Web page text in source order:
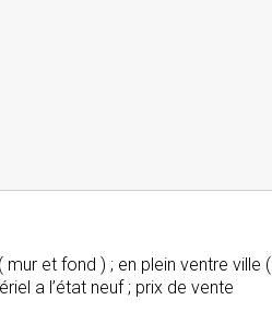
et fond ) ; en plein ventre ville (
a l’état neuf ; prix de vente